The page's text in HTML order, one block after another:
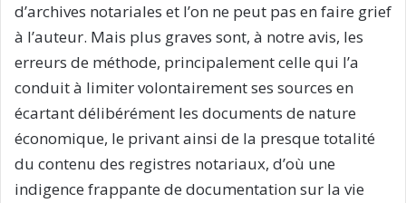
d’archives notariales et l’on ne peut pas en faire grief
à l’auteur. Mais plus graves sont, à notre avis, les
erreurs de méthode, principalement celle qui l’a
conduit à limiter volontairement ses sources en
écartant délibérément les documents de nature
économique, le privant ainsi de la presque totalité
du contenu des registres notariaux, d’où une
indigence frappante de documentation sur la vie